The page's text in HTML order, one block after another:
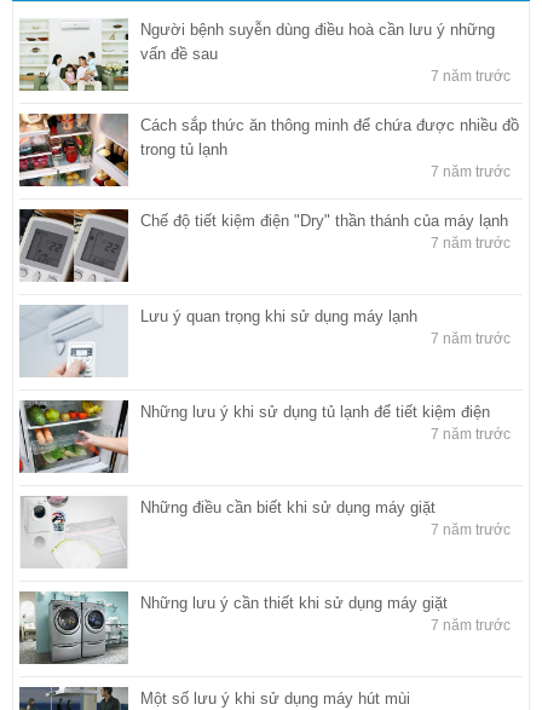
Người bệnh suyễn dùng điều hoà cần lưu ý những
vấn đề sau
7 năm trước
Cách sắp thức ăn thông minh để chứa được nhiều đồ
trong tủ lạnh
7 năm trước
Chế độ tiết kiệm điện "Dry" thần thánh của máy lạnh
7 năm trước
Lưu ý quan trọng khi sử dụng máy lạnh
7 năm trước
Những lưu ý khi sử dụng tủ lạnh để tiết kiệm điện
7 năm trước
Những điều cần biết khi sử dụng máy giặt
7 năm trước
Những lưu ý cần thiết khi sử dụng máy giặt
7 năm trước
Một số lưu ý khi sử dụng máy hút mùi